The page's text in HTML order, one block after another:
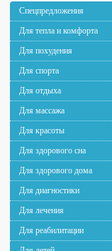
Спецпредложения
Для тепла и комфорта
Для похудения
Для спорта
Для отдыха
Для массажа
Для красоты
Для здорового сна
Для здорового дома
Для диагностики
Для лечения
Для реабилитации